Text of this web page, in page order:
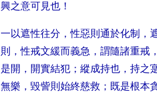
興之意可見也 ！
一以遮性往分 ，性惡則通於化制 ，
則 ，性戒文緩而義急 ，謂隨諸重戒
是開 ， 開實結犯 ；縱成持也 ，持之
無樂 ，毀訾則始終慈救 ； 既是根本